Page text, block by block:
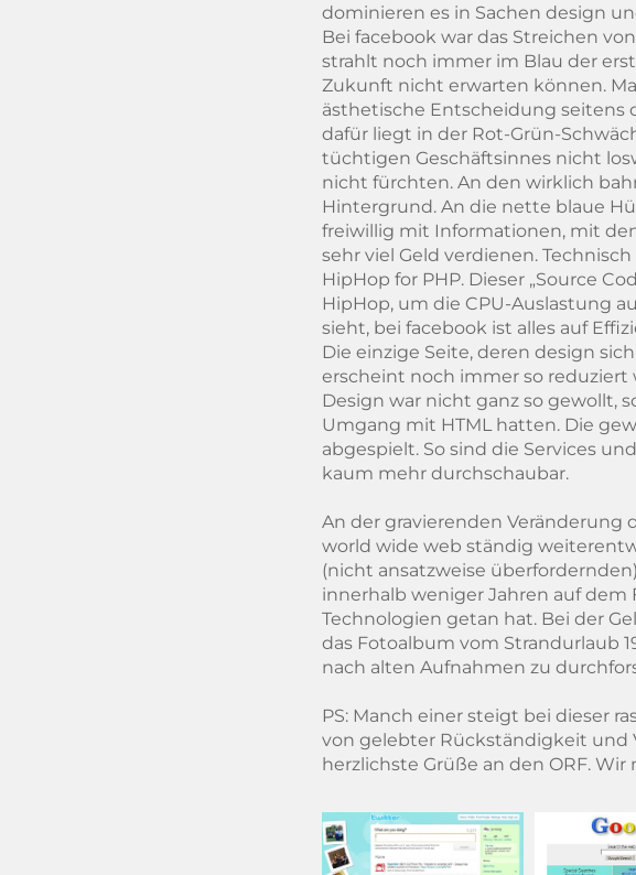
dominieren es in Sachen design
Bei facebook war das Streichen
strahlt noch immer im Blau der
Zukunft nicht erwarten können.
ästhetische Entscheidung seitens
dafür liegt in der Rot-Grün-
tüchtigen Geschäftsinnes nicht
nicht fürchten. An den wirklich
Hintergrund. An die nette blaue
freiwillig mit Informationen, mit
sehr viel Geld verdienen.
HipHop for PHP. Dieser „Source
HipHop, um die CPU-Auslastung
sieht, bei facebook ist alles auf
Die einzige Seite, deren design
erscheint noch immer so reduziert
Design war nicht ganz so gewollt,
Umgang mit HTML hatten. Die
abgespielt. So sind die Services
kaum mehr durchschaubar.
An der gravierenden Veränderung
world wide web ständig
(nicht ansatzweise
innerhalb weniger Jahren auf
Technologien getan hat. Bei der
das Fotoalbum vom Strandurlaub
nach alten Aufnahmen zu
PS: Manch einer steigt bei dieser
von gelebter Rückständigkeit und
herzlichste Grüße an den ORF.